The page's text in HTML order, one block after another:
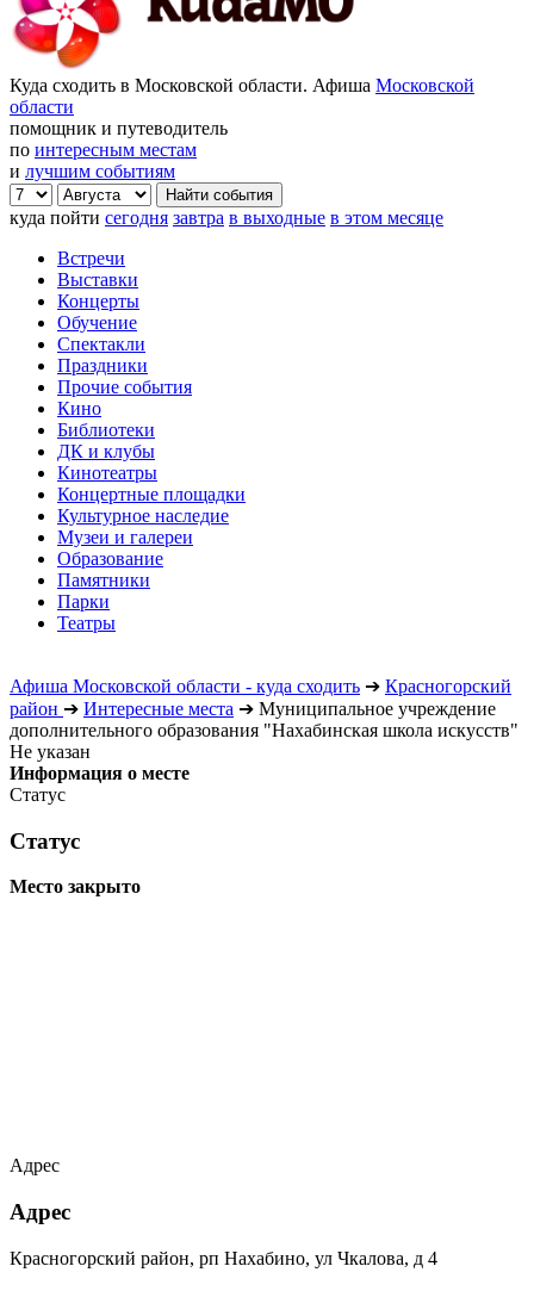
Куда сходить в Московской области. Афиша Московской
области
помощник и путеводитель
по интересным местам
и лучшим событиям
куда пойти сегодня завтра в выходные в этом месяце
Встречи
Выставки
Концерты
Обучение
Спектакли
Праздники
Прочие события
Кино
Библиотеки
ДК и клубы
Кинотеатры
Концертные площадки
Культурное наследие
Музеи и галереи
Образование
Памятники
Парки
Театры
Афиша Московской области - куда сходить ➔ Красногорский
район ➔ Интересные места ➔ Муниципальное учреждение
дополнительного образования "Нахабинская школа искусств"
Не указан
Информация о месте
Статус
Статус
Место закрыто
Адрес
Адрес
Красногорский район, рп Нахабино, ул Чкалова, д 4